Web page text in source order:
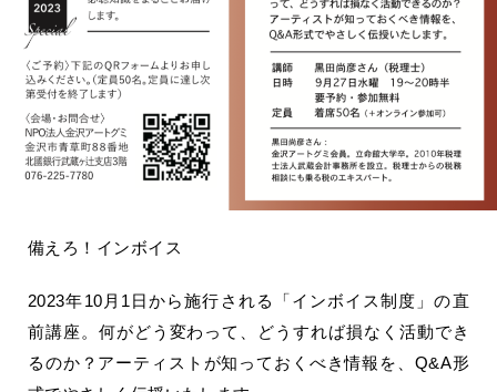
備えろ！インボイス
2023年10月1日から施行される「インボイス制度」の直
前講座。何がどう変わって、どうすれば損なく活動でき
るのか？アーティストが知っておくべき情報を、Q&A形